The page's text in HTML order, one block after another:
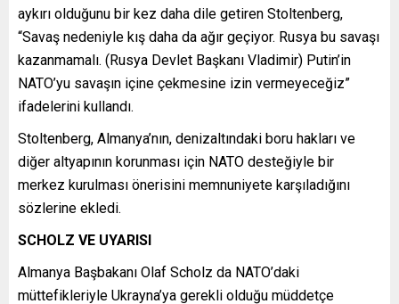
aykırı olduğunu bir kez daha dile getiren Stoltenberg,
“Savaş nedeniyle kış daha da ağır geçiyor. Rusya bu savaşı
kazanmamalı. (Rusya Devlet Başkanı Vladimir) Putin’in
NATO’yu savaşın içine çekmesine izin vermeyeceğiz”
ifadelerini kullandı.
Stoltenberg, Almanya’nın, denizaltındaki boru hakları ve
diğer altyapının korunması için NATO desteğiyle bir
merkez kurulması önerisini memnuniyete karşıladığını
sözlerine ekledi.
SCHOLZ VE UYARISI
Almanya Başbakanı Olaf Scholz da NATO’daki
müttefikleriyle Ukrayna’ya gerekli olduğu müddetçe